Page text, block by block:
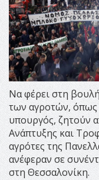
Να φέρει στη
των αγροτών, όπως
υπουργός, ζητούν
Ανάπτυξης και
αγρότες της
ανέφεραν σε
στη Θεσσαλονίκη.